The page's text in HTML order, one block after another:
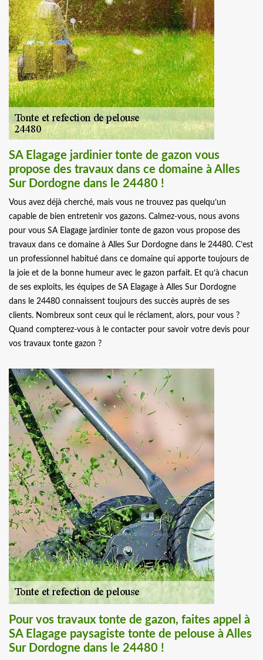
SA Elagage jardinier tonte de gazon vous
propose des travaux dans ce domaine à Alles
Sur Dordogne dans le 24480 !
Vous avez déjà cherché, mais vous ne trouvez pas quelqu’un
capable de bien entretenir vos gazons. Calmez-vous, nous avons
pour vous SA Elagage jardinier tonte de gazon vous propose des
travaux dans ce domaine à Alles Sur Dordogne dans le 24480. C’est
un professionnel habitué dans ce domaine qui apporte toujours de
la joie et de la bonne humeur avec le gazon parfait. Et qu’à chacun
de ses exploits, les équipes de SA Elagage à Alles Sur Dordogne
dans le 24480 connaissent toujours des succès auprès de ses
clients. Nombreux sont ceux qui le réclament, alors, pour vous ?
Quand compterez-vous à le contacter pour savoir votre devis pour
vos travaux tonte gazon ?
Pour vos travaux tonte de gazon, faites appel à
SA Elagage paysagiste tonte de pelouse à Alles
Sur Dordogne dans le 24480 !